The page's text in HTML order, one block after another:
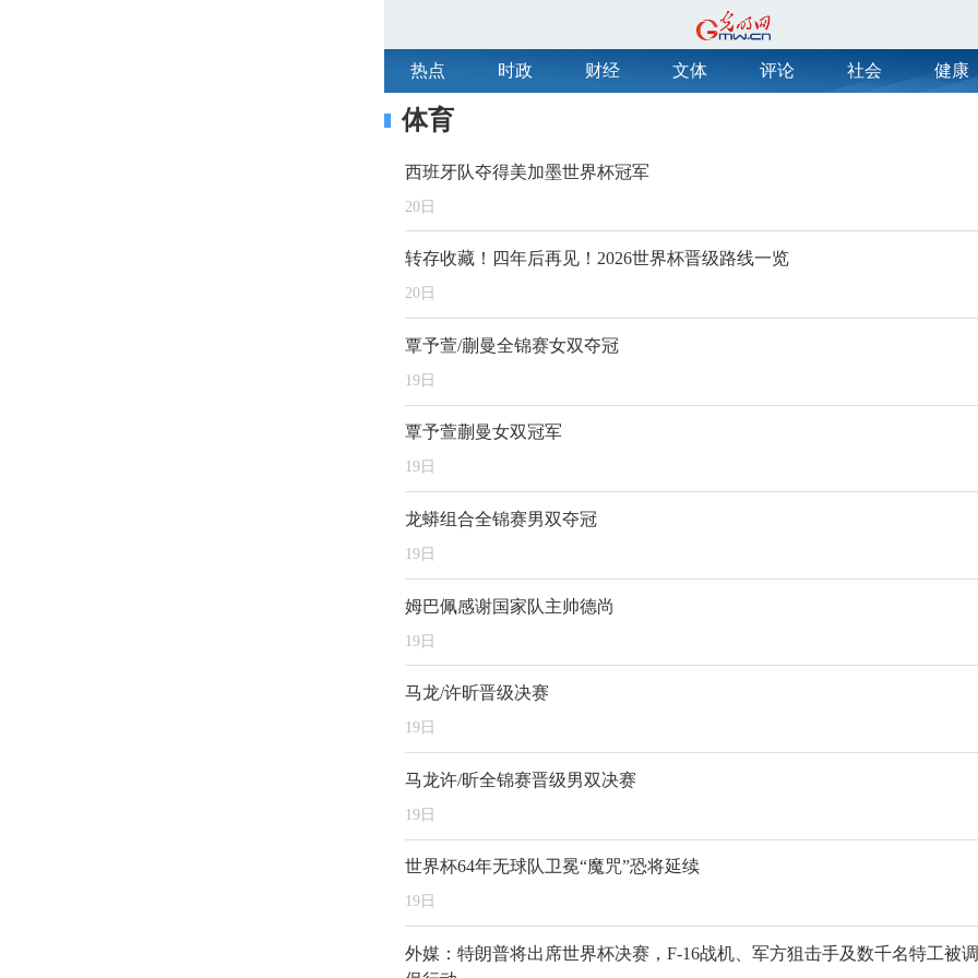
热点 时政 财经 文体 评论 社会 健康
体育
西班牙队夺得美加墨世界杯冠军
20日
转存收藏！四年后再见！2026世界杯晋级路线一览
20日
覃予萱/蒯曼全锦赛女双夺冠
19日
覃予萱蒯曼女双冠军
19日
龙蟒组合全锦赛男双夺冠
19日
姆巴佩感谢国家队主帅德尚
19日
马龙/许昕晋级决赛
19日
马龙许/昕全锦赛晋级男双决赛
19日
世界杯64年无球队卫冕“魔咒”恐将延续
19日
外媒：特朗普将出席世界杯决赛，F-16战机、军方狙击手及数千名特工被